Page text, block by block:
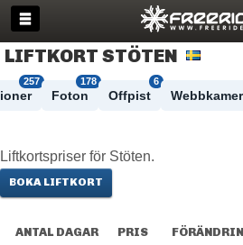
LIFTKORT STÖTEN
257
Foton
178
Offpist
6
Liftkortspriser för Stöten.
BOKA LIFTKORT
ANTAL DAGAR PRIS